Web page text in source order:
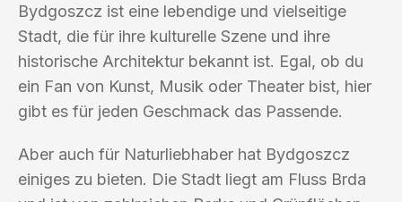
Bydgoszcz ist eine lebendige und vielseitige
Stadt, die für ihre kulturelle Szene und ihre
historische Architektur bekannt ist. Egal, ob du
ein Fan von Kunst, Musik oder Theater bist, hier
gibt es für jeden Geschmack das Passende.
Aber auch für Naturliebhaber hat Bydgoszcz
einiges zu bieten. Die Stadt liegt am Fluss Brda